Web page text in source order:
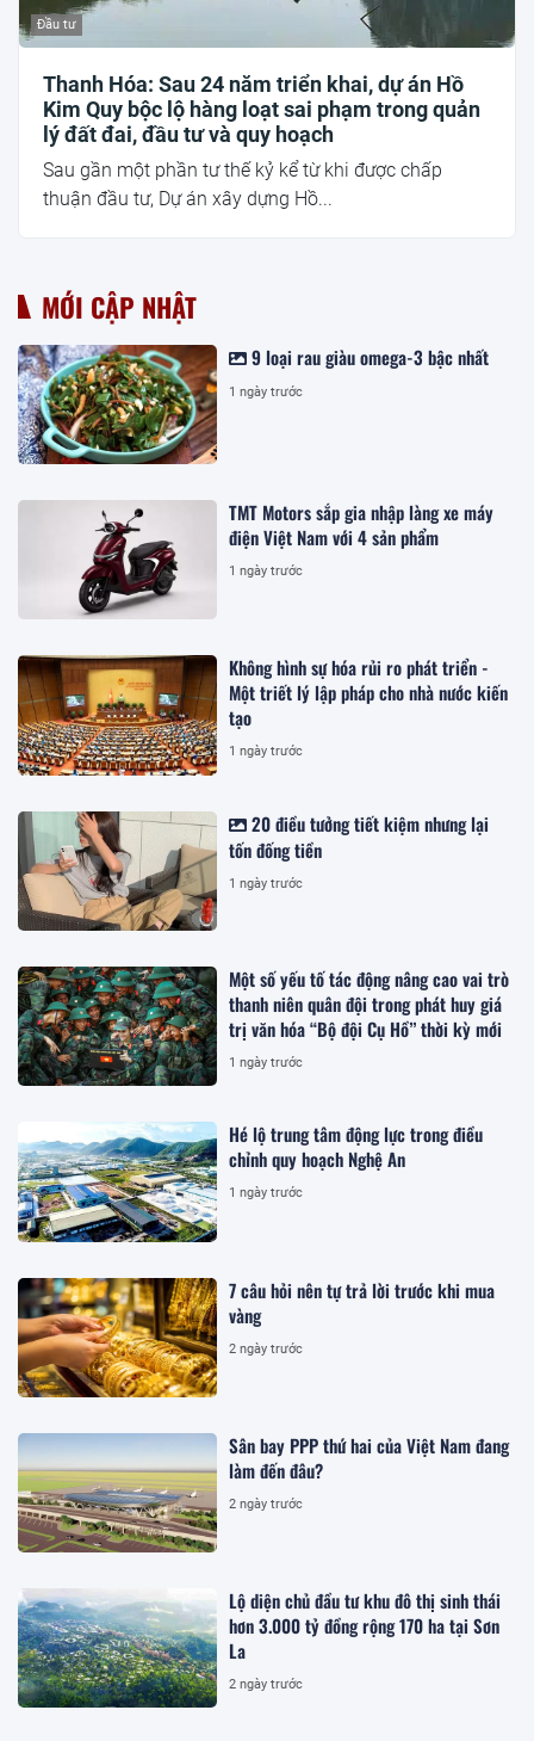
Đầu tư
Thanh Hóa: Sau 24 năm triển khai, dự án Hồ
Kim Quy bộc lộ hàng loạt sai phạm trong quản
lý đất đai, đầu tư và quy hoạch
Sau gần một phần tư thế kỷ kể từ khi được chấp
thuận đầu tư, Dự án xây dựng Hồ...
MỚI CẬP NHẬT
9 loại rau giàu omega-3 bậc nhất
1 ngày trước
TMT Motors sắp gia nhập làng xe máy
điện Việt Nam với 4 sản phẩm
1 ngày trước
Không hình sự hóa rủi ro phát triển -
Một triết lý lập pháp cho nhà nước kiến
tạo
1 ngày trước
20 điều tưởng tiết kiệm nhưng lại
tốn đống tiền
1 ngày trước
Một số yếu tố tác động nâng cao vai trò
thanh niên quân đội trong phát huy giá
trị văn hóa “Bộ đội Cụ Hồ” thời kỳ mới
1 ngày trước
Hé lộ trung tâm động lực trong điều
chỉnh quy hoạch Nghệ An
1 ngày trước
7 câu hỏi nên tự trả lời trước khi mua
vàng
2 ngày trước
Sân bay PPP thứ hai của Việt Nam đang
làm đến đâu?
2 ngày trước
Lộ diện chủ đầu tư khu đô thị sinh thái
hơn 3.000 tỷ đồng rộng 170 ha tại Sơn
La
2 ngày trước